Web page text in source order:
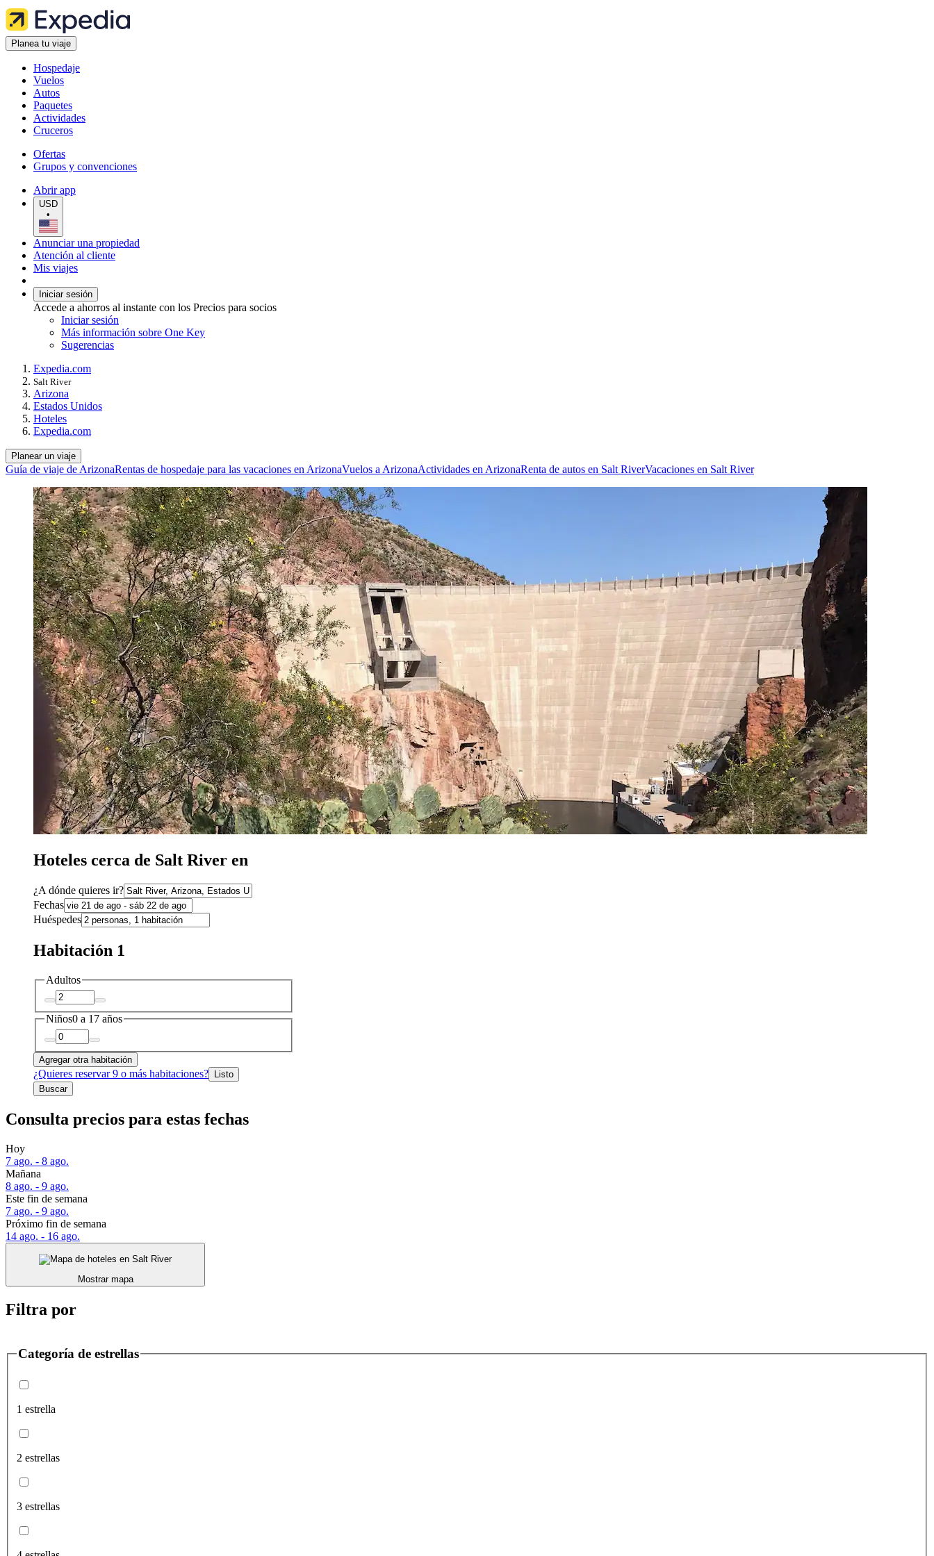
Planea tu viaje
Hospedaje
Vuelos
Autos
Paquetes
Actividades
Cruceros
Ofertas
Grupos y convenciones
Abrir app
USD
•
Anunciar una propiedad
Atención al cliente
Mis viajes
Iniciar sesión
Accede a ahorros al instante con los Precios para socios
Iniciar sesión
Más información sobre One Key
Sugerencias
Expedia.com
Salt River
Arizona
Estados Unidos
Hoteles
Expedia.com
Planear un viaje
Guía de viaje de ArizonaRentas de hospedaje para las vacaciones en ArizonaVuelos a ArizonaActividades en ArizonaRenta de autos en Salt RiverVacaciones en Salt River
Hoteles cerca de Salt River en
¿A dónde quieres ir?
Fechas
Huéspedes
Habitación 1
Adultos
Niños0 a 17 años
Agregar otra habitación
¿Quieres reservar 9 o más habitaciones? Listo
Buscar
Consulta precios para estas fechas
Hoy
7 ago. - 8 ago.
Mañana
8 ago. - 9 ago.
Este fin de semana
7 ago. - 9 ago.
Próximo fin de semana
14 ago. - 16 ago.
Mostrar mapa
Filtra por
Categoría de estrellas
1 estrella
2 estrellas
3 estrellas